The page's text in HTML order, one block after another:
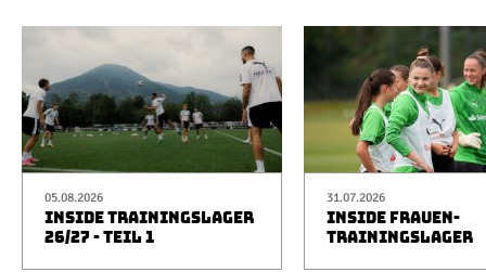
05.08.2026
INSIDE TRAININGSLAGER
26/27 - TEIL 1
31.07.2026
INSIDE FRAUEN-
TRAININGSLAGER